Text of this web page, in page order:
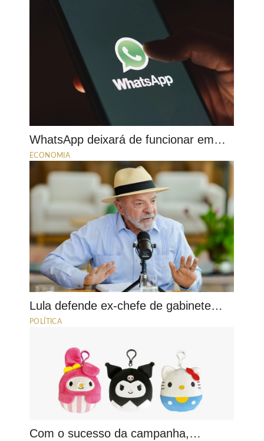
WhatsApp deixará de funcionar em…
ECONOMIA
Lula defende ex-chefe de gabinete…
POLÍTICA
Com o sucesso da campanha,…